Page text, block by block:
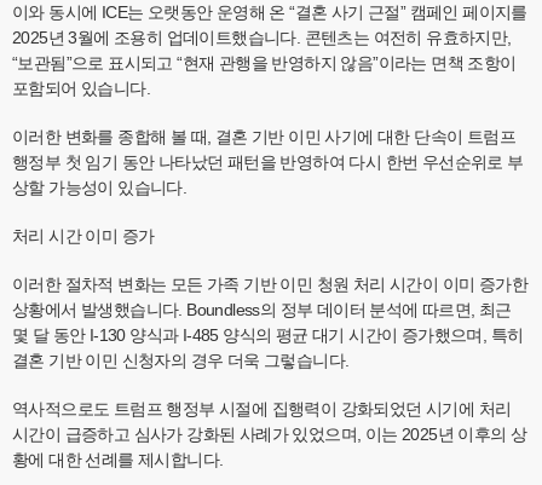
이와 동시에 ICE는 오랫동안 운영해 온 “결혼 사기 근절” 캠페인 페이지를
2025년 3월에 조용히 업데이트했습니다. 콘텐츠는 여전히 유효하지만,
“보관됨”으로 표시되고 “현재 관행을 반영하지 않음”이라는 면책 조항이
포함되어 있습니다.
이러한 변화를 종합해 볼 때, 결혼 기반 이민 사기에 대한 단속이 트럼프
행정부 첫 임기 동안 나타났던 패턴을 반영하여 다시 한번 우선순위로 부
상할 가능성이 있습니다.
처리 시간 이미 증가
이러한 절차적 변화는 모든 가족 기반 이민 청원 처리 시간이 이미 증가한
상황에서 발생했습니다. Boundless의 정부 데이터 분석에 따르면, 최근
몇 달 동안 I-130 양식과 I-485 양식의 평균 대기 시간이 증가했으며, 특히
결혼 기반 이민 신청자의 경우 더욱 그렇습니다.
역사적으로도 트럼프 행정부 시절에 집행력이 강화되었던 시기에 처리
시간이 급증하고 심사가 강화된 사례가 있었으며, 이는 2025년 이후의 상
황에 대한 선례를 제시합니다.